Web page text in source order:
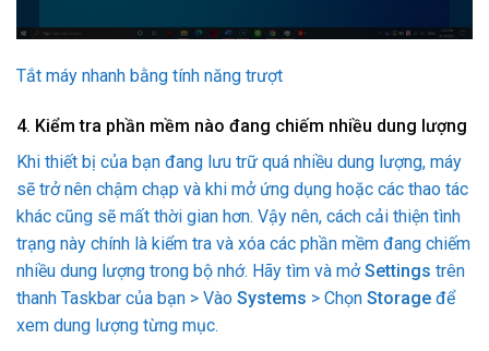
Tắt máy nhanh bằng tính năng trượt
4. Kiểm tra phần mềm nào đang chiếm nhiều dung lượng
Khi thiết bị của bạn đang lưu trữ quá nhiều dung lượng, máy
sẽ trở nên chậm chạp và khi mở ứng dụng hoặc các thao tác
khác cũng sẽ mất thời gian hơn. Vậy nên, cách cải thiện tình
trạng này chính là kiểm tra và xóa các phần mềm đang chiếm
nhiều dung lượng trong bộ nhớ. Hãy tìm và mởSettings trên
thanh Taskbar của bạn > Vào Systems > Chọn Storage để
xem dung lượng từng mục.